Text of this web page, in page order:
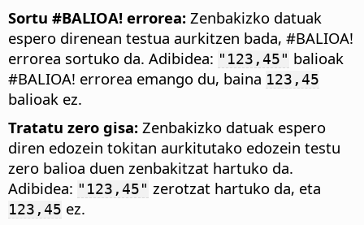
Sortu #BALIOA! errorea: Zenbakizko datuak
espero direnean testua aurkitzen bada, #BALIOA!
errorea sortuko da. Adibidea: "123,45" balioak
#BALIOA! errorea emango du, baina 123,45
balioak ez.
Tratatu zero gisa: Zenbakizko datuak espero
diren edozein tokitan aurkitutako edozein testu
zero balioa duen zenbakitzat hartuko da.
Adibidea: "123,45" zerotzat hartuko da, eta
123,45 ez.